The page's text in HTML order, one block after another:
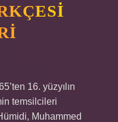
16. yüzyılın
temsilcileri
Muhammed